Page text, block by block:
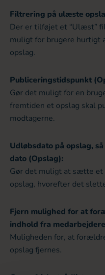
Filtrering på ulæste
Der er tilføjet et “Ulæst”
muligt for brugere
opslag.
Publiceringstidspunkt
Gør det muligt for en
fremtiden et opslag skal
modtagerne.
Udløbsdato på opslag,
dato (Opslag):
Gør det muligt at sætte
opslag, hvorefter det
Fjern mulighed for at
indhold fra
Muligheden for, at
opslag fjernes.